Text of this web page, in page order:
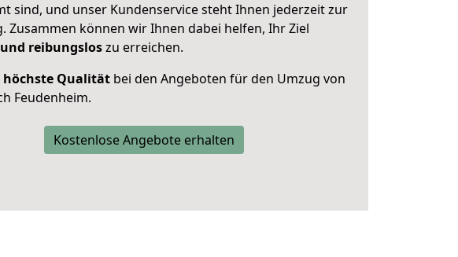
sind, und unser Kundenservice steht Ihnen jederzeit zur
Zusammen können wir Ihnen dabei helfen, Ihr Ziel
reibungsloszu erreichen.
höchste Qualität bei den Angeboten für den Umzug von
Feudenheim.
Kostenlose Angebote erhalten